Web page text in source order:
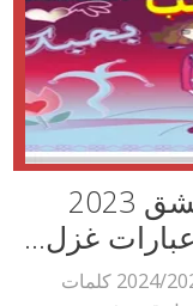
أجمل كلام في الحب والعشق 2023
غزل...
اجمل كلام في الحب والغزل والعشق 2024/2023 كلمات